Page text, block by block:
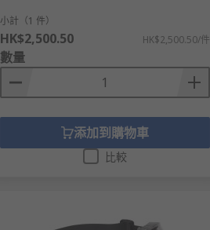
小計（1 件）
HK$2,500.50 HK$2,500.50/件
數量
添加到購物車
比較